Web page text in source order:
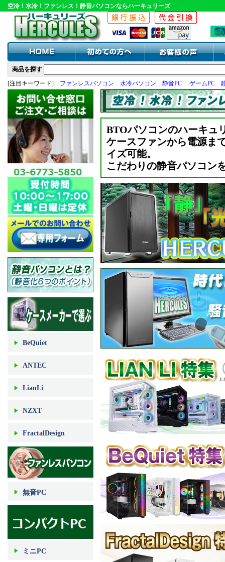
空冷！水冷！ファンレス！静音パソコンならハーキュリーズ
商品を探す
[注目キーワード] ファンレスパソコン 水冷パソコン 静音PC ゲームPC
BeQuiet
ANTEC
LianLi
NZXT
FractalDesign
無音PC
ミニPC
BTOパソコンのハーキュ
ケースファンから電源ま
イズ可能。
こだわりの静音パソコン